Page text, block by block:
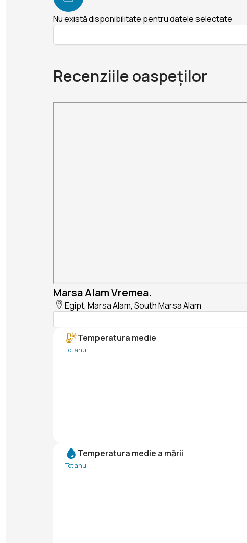
Nu există disponibilitate pentru datele selectate
Recenziile oaspeților
Marsa Alam Vremea.
Egipt, Marsa Alam, South Marsa Alam
Temperatura medie
Tot anul
Temperatura medie a mării
Tot anul